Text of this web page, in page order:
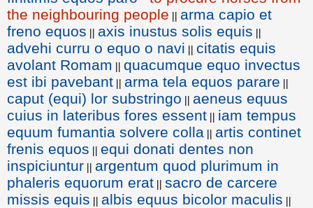
the neighbouring people || arma capio et
freno equos || axis inustus solis equis ||
advehi curru o equo o navi || citatis equis
avolant Romam || quacumque equo invectus
est ibi pavebant || arma tela equos parare ||
caput (equi) lor substringo || aeneus equus
cuius in lateribus fores essent || iam tempus
equum fumantia solvere colla || artis continet
frenis equos || equi donati dentes non
inspiciuntur || argentum quod plurimum in
phaleris equorum erat || sacro de carcere
missis equis || albis equus bicolor maculis ||